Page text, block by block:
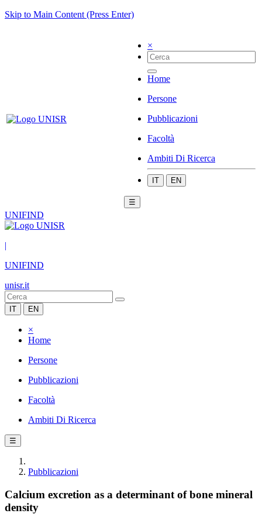
Skip to Main Content (Press Enter)
×
Home
Persone
Pubblicazioni
Facoltà
Ambiti Di Ricerca
IT EN
☰
UNIFIND
|
UNIFIND
unisr.it
IT EN
×
Home
Persone
Pubblicazioni
Facoltà
Ambiti Di Ricerca
☰
Pubblicazioni
Calcium excretion as a determinant of bone mineral
density